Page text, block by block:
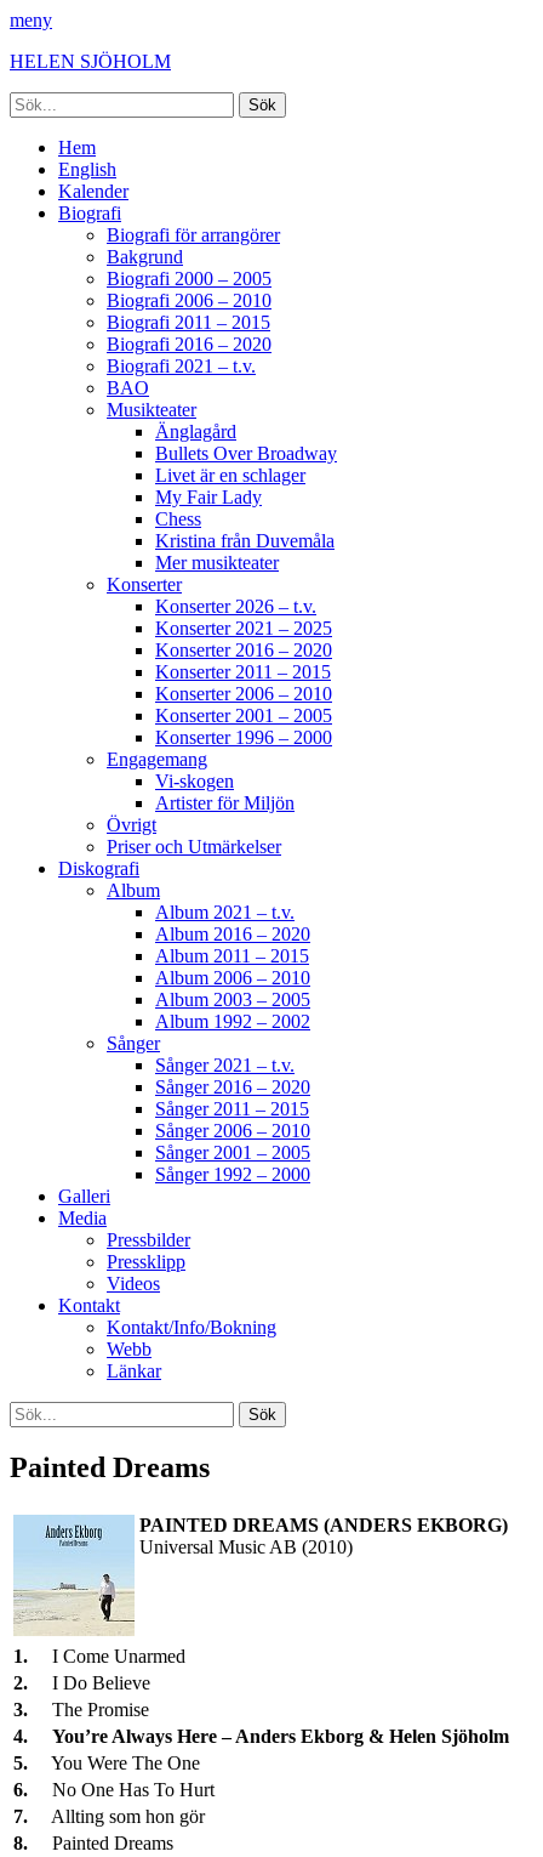
meny
HELEN SJÖHOLM
Sök
efter:
[label]
Primär
meny
Hoppa
innehåll
Hem
English
Kalender
Biografi
Biografi för arrangörer
Bakgrund
Biografi 2000 – 2005
Biografi 2006 – 2010
Biografi 2011 – 2015
Biografi 2016 – 2020
Biografi 2021 – t.v.
BAO
Musikteater
Änglagård
Bullets Over Broadway
Livet är en schlager
My Fair Lady
Chess
Kristina från Duvemåla
Mer musikteater
Konserter
Konserter 2026 – t.v.
Konserter 2021 – 2025
Konserter 2016 – 2020
Konserter 2011 – 2015
Konserter 2006 – 2010
Konserter 2001 – 2005
Konserter 1996 – 2000
Engagemang
Vi-skogen
Artister för Miljön
Övrigt
Priser och Utmärkelser
Diskografi
Album
Album 2021 – t.v.
Album 2016 – 2020
Album 2011 – 2015
Album 2006 – 2010
Album 2003 – 2005
Album 1992 – 2002
Sånger
Sånger 2021 – t.v.
Sånger 2016 – 2020
Sånger 2011 – 2015
Sånger 2006 – 2010
Sånger 2001 – 2005
Sånger 1992 – 2000
Galleri
Media
Pressbilder
Pressklipp
Videos
Kontakt
Kontakt/Info/Bokning
Webb
Länkar
Search
Sök
efter:
[label]
Painted Dreams
PAINTED DREAMS (ANDERS EKBORG)
Universal Music AB (2010)
1.
I Come Unarmed
2.
I Do Believe
3. The Promise
4.
You’re Always Here – Anders Ekborg & Helen Sjöholm
5.
You Were The One
6.
No One Has To Hurt
7.
Allting som hon gör
8.
Painted Dreams